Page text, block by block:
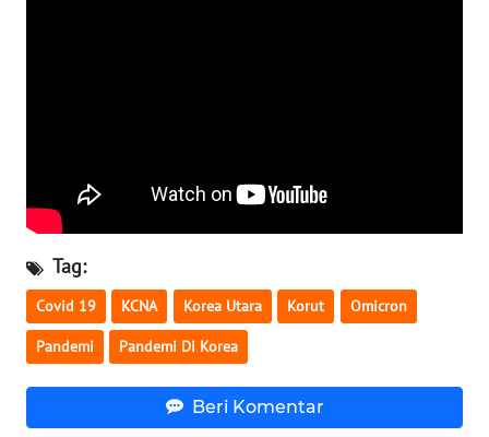
Tag:
Covid 19 KCNA Korea Utara Korut Omicron
Pandemi Pandemi Di Korea
Beri Komentar
WN
WN
SULTENG
WN